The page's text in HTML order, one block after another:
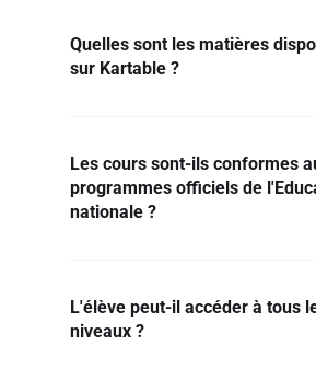
Quelles sont les matières
sur Kartable ?
Les cours sont-ils conformes
programmes officiels de
nationale ?
L'élève peut-il accéder à tous
niveaux ?